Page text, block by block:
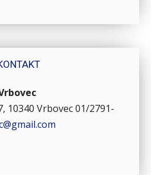
10340 Vrbovec01/2791-